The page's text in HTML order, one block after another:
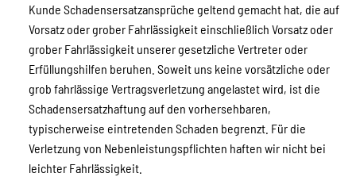
Kunde Schadensersatzansprüche geltend gemacht hat, die auf
Vorsatz oder grober Fahrlässigkeit einschließlich Vorsatz oder
grober Fahrlässigkeit unserer gesetzliche Vertreter oder
Erfüllungshilfen beruhen. Soweit uns keine vorsätzliche oder
grob fahrlässige Vertragsverletzung angelastet wird, ist die
Schadensersatzhaftung auf den vorhersehbaren,
typischerweise eintretenden Schaden begrenzt. Für die
Verletzung von Nebenleistungspflichten haften wir nicht bei
leichter Fahrlässigkeit.